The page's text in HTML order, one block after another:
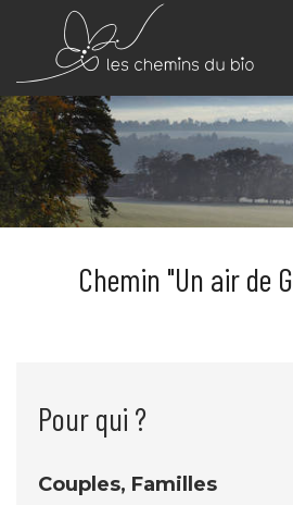
Chemin "Un air de
Pour qui ?
Couples, Familles